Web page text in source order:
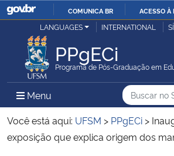
IR
COMUNICA BR ACESSO À
Ministério da Justiça e Segurança Pública
Ministério da Defesa
Ministério das Relações Exteriores
LANGUAGES INTERNATIONAL
PPgECi
Programa de Pós-Graduação em
Menu Menu Principal do Sítio
Busca
Busca:
Você está aqui: UFSM > PPgECi >
exposição que explica origem dos